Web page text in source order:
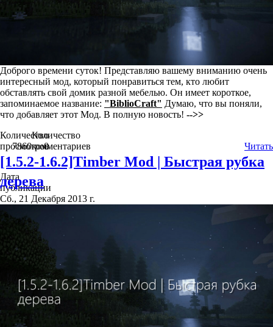
Доброго времени суток! Представляю вашему вниманию очень
интересный мод, который понравиться тем, кто любит
обставлять свой домик разной мебелью. Он имеет короткое,
запоминаемое название: "BiblioCraft" Думаю, что вы поняли,
что добавляет этот Мод. В полную новость! -->>
Количество
просмотров
7860
Количество
комментариев
0 Читать
[1.5.2-1.6.2]Timber Mod | Быстрая рубка
дерева
Дата
публикации
Сб., 21 Декабря 2013 г.